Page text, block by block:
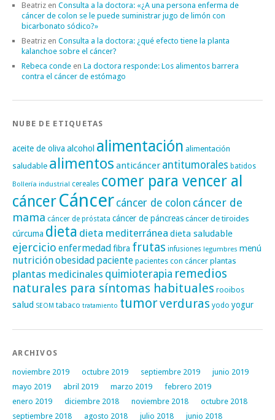
Beatriz en Consulta a la doctora: «¿A una persona enferma de
cáncer de colon se le puede suministrar jugo de limón con
bicarbonato sódico?»
Beatriz en Consulta a la doctora: ¿qué efecto tiene la planta
kalanchoe sobre el cáncer?
Rebeca conde en La doctora responde: Los alimentos barrera
contra el cáncer de estómago
NUBE DE ETIQUETAS
aceite de oliva alcohol alimentación alimentación
saludable alimentos anticáncer antitumorales batidos
Bollería industrial cereales comer para vencer al
cáncerCáncer cáncer de colon cáncer de
mama cáncer de próstata cáncer de páncreascáncer de tiroides
cúrcuma dieta dieta mediterránea dieta saludable
ejercicio enfermedadfibra frutas infusiones legumbres menú
nutriciónobesidad paciente pacientes con cáncer plantas
plantas medicinales quimioterapia remedios
naturales para síntomas habituales rooibos
salud SEOM tabaco tratamiento tumorverduras yodo yogur
ARCHIVOS
noviembre 2019 octubre 2019 septiembre 2019
junio 2019
mayo 2019
abril 2019 marzo 2019
febrero 2019
enero 2019
diciembre 2018 noviembre 2018
octubre 2018
septiembre 2018
agosto 2018 julio 2018
junio 2018